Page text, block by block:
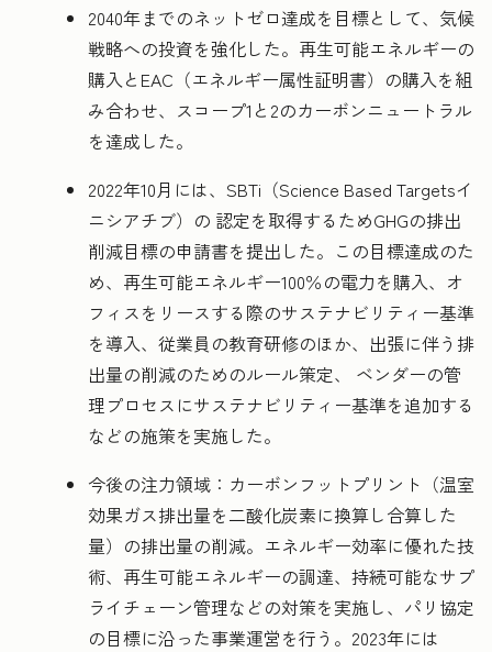
2040年までのネットゼロ達成を目標として、気候
戦略への投資を強化した。再生可能エネルギーの
購入とEAC（エネルギー属性証明書）の購入を組
み合わせ、スコープ1と2のカーボンニュートラル
を達成した。
2022年10月には、SBTi（Science Based Targetsイ
ニシアチブ）の 認定を取得するためGHGの排出
削減目標の申請書を提出した。この目標達成のた
め、再生可能エネルギー100％の電力を購入、オ
フィスをリースする際のサステナビリティー基準
を導入、従業員の教育研修のほか、出張に伴う排
出量の削減のためのルール策定、 ベンダーの管
理プロセスにサステナビリティー基準を追加する
などの施策を実施した。
今後の注力領域：カーボンフットプリント（温室
効果ガス排出量を二酸化炭素に換算し合算した
量）の排出量の削減。エネルギー効率に優れた技
術、再生可能エネルギーの調達、持続可能なサプ
ライチェーン管理などの対策を実施し、パリ協定
の目標に沿った事業運営を行う。2023年には